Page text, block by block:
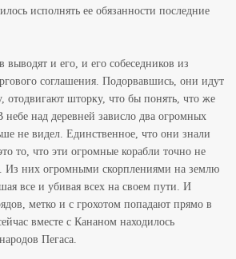
исполнять ее обязанности последние
выводят и его, и его собеседников из
соглашения. Подорвавшись, они идут
отодвигают шторку, что бы понять, что же
над деревней зависло два огромных
не видел. Единственное, что они знали
то, что эти огромные корабли точно не
Из них огромными скорплениями на землю
все и убивая всех на своем пути. И
метко и с грохотом попадают прямо в
вместе с Кананом находилось
Пегаса.